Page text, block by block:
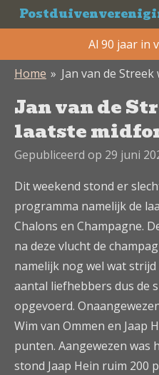
Ga
de
Al 90 jaar in
Home » Jan van de
Jan van de
laatste
Gepubliceerd op 29 juni
Dit weekend stond er
programma namelijk de
Chalons en Champagne.
na deze vlucht de
namelijk nog wel wat
aantal liefhebbers dus de
opgevoerd.
Wim van Ommen en Jaap
punten. Aangewezen was
stond Jaap Hein ruim 200